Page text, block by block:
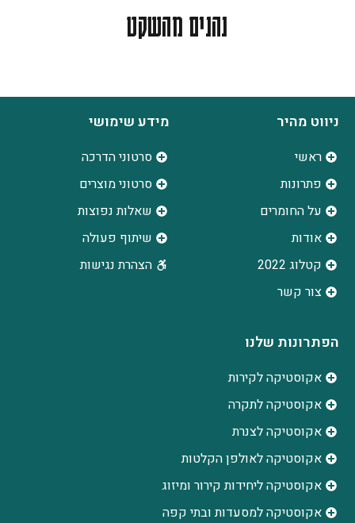
נהנים מהשקט
ניווט מהיר
ראשי
פתרונות
על החומרים
אודות
קטלוג 2022
צור קשר
מידע שימושי
סרטוני הדרכה
סרטוני מוצרים
שאלות נפוצות
שיתוף פעולה
הצהרת נגישות
הפתרונות שלנו
אקוסטיקה לקירות
אקוסטיקה לתקרה
אקוסטיקה לצנרת
אקוסטיקה לאולפן הקלטות
‫אקוסטיקה ליחידות קירור ומיזוג
אקוסטיקה למסעדות ובתי קפה